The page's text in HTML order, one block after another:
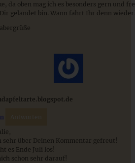
- die einfachste Zitronencreme in
da oben mag ich es besonders gern und
gelandet bin. Wann fahrt Ihr denn
Antworten
sehr über Deinen Kommentar gefreut!
es Ende Juli los!
schon sehr darauf!